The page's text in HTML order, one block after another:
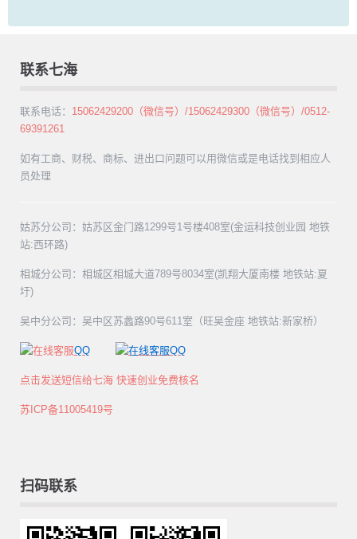
联系七海
联系电话： 15062429200（微信号）/15062429300（微信号）/0512-
69391261
如有工商、财税、商标、进出口问题可以用微信或是电话找到相应人
员处理
姑苏分公司：姑苏区金门路1299号1号楼408室(金运科技创业园 地铁
站:西环路)
相城分公司：相城区相城大道789号8034室(凯翔大厦南楼 地铁站:夏
圩)
吴中分公司：吴中区苏蠡路90号611室（旺吴金座 地铁站:新家桥）
QQ QQ
点击发送短信给七海 快速创业免费核名
苏ICP备11005419号
扫码联系